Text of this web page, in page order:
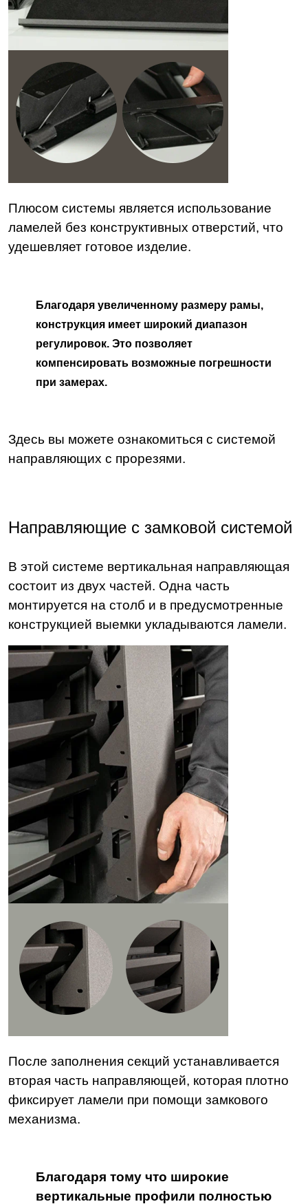
Плюсом системы является использование
ламелей без конструктивных отверстий, что
удешевляет готовое изделие.
Благодаря увеличенному размеру рамы,
конструкция имеет широкий диапазон
регулировок. Это позволяет
компенсировать возможные погрешности
при замерах.
Здесь вы можете ознакомиться с системой
направляющих с прорезями.
Направляющие с замковой системой
В этой системе вертикальная направляющая
состоит из двух частей. Одна часть
монтируется на столб и в предусмотренные
конструкцией выемки укладываются ламели.
После заполнения секций устанавливается
вторая часть направляющей, которая плотно
фиксирует ламели при помощи замкового
механизма.
Благодаря тому что широкие
вертикальные профили полностью